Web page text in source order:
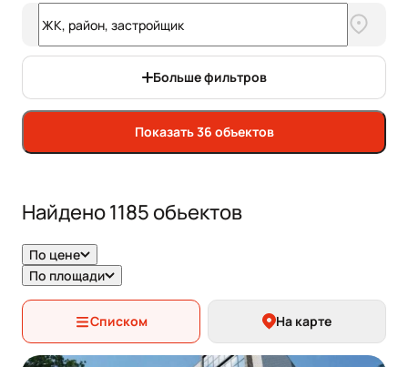
Больше фильтров
Показать 36 объектов
Найдено1185 обьектов
По цене
По площади
Списком На карте